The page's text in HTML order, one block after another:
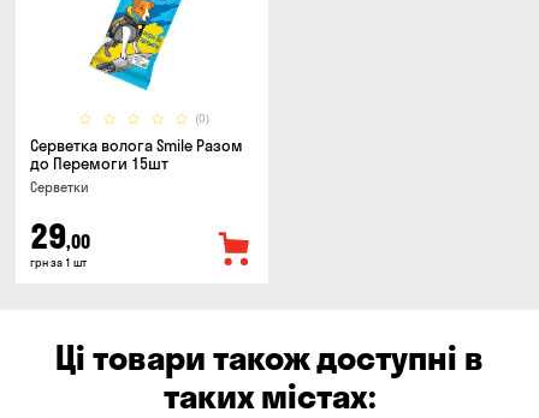
(0)
Серветка волога Smile Разом
до Перемоги 15шт
Серветки
29,00
грн за 1 шт
Ці товари також доступні в
таких містах: